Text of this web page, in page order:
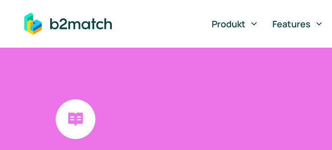
springen
Produkt
Features